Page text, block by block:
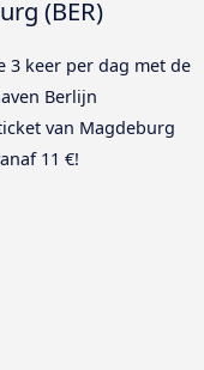
(BER)
3 keer per dag met de
Berlijn
van Magdeburg
11 €!